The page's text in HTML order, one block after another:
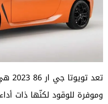
وموفرة للوقود لكنّها ذات